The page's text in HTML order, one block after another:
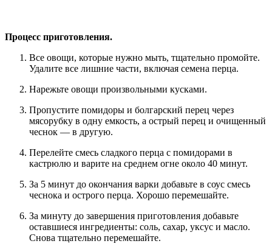
Процесс приготовления.
Все овощи, которые нужно мыть, тщательно промойте.
Удалите все лишние части, включая семена перца.
Нарежьте овощи произвольными кусками.
Пропустите помидоры и болгарский перец через
мясорубку в одну емкость, а острый перец и очищенный
чеснок — в другую.
Перелейте смесь сладкого перца с помидорами в
кастрюлю и варите на среднем огне около 40 минут.
За 5 минут до окончания варки добавьте в соус смесь
чеснока и острого перца. Хорошо перемешайте.
За минуту до завершения приготовления добавьте
оставшиеся ингредиенты: соль, сахар, уксус и масло.
Снова тщательно перемешайте.